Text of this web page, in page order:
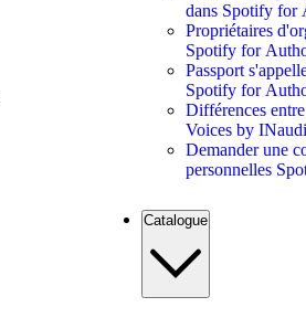
dans Spotify for
Propriétaires
Spotify for
Passport
Spotify for
Différences
Voices by
Demander une
personnelles
Catalogue